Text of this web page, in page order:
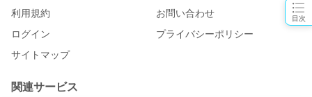
目次
利用規約
お問い合わせ
ログイン
プライバシーポリシー
サイトマップ
関連サービス